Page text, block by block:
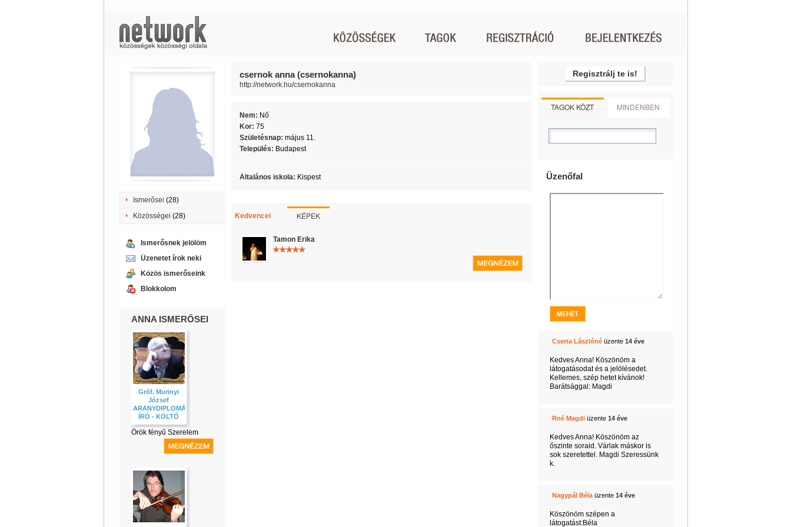
Ismerősei (28)
Közösségei (28)
Ismerősnek jelölöm
Üzenetet írok neki
Közös ismerőseink
Blokkolom
ANNA ISMERŐSEI
Gróf. Murinyi
József
ARANYDIPLOMÁS
ÍRÓ - KÖLTŐ
Örök fényű Szerelem
csernok anna (csernokanna)
http://network.hu/csernokanna
Nem: Nő
Kor: 75
Születésnap: május 11.
Település: Budapest
Általános iskola: Kispest
Kedvencei KÉPEK
Tamon Erika
Regisztrálj te is!
TAGOK KÖZT MINDENBEN
Üzenőfal
Cserta Lászlónéüzente 14 éve
Kedves Anna! Köszönöm a
látogatásodat és a jelölésedet.
Kellemes, szép hetet kívánok!
Barátsággal: Magdi
Rné Magdiüzente 14 éve
Kedves Anna! Köszönöm az
őszinte soraid. Várlak máskor is
sok szeretettel. Magdi Szeressünk
k.
Nagypál Bélaüzente 14 éve
Köszönöm szépen a
látogatást:Béla